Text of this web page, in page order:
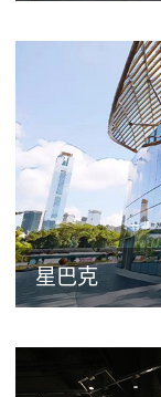
星巴克